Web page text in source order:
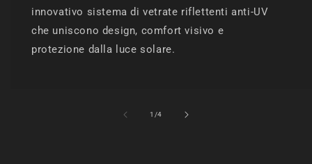
innovativo sistema di vetrate riflettenti anti-UV
che uniscono design, comfort visivo e
protezione dalla luce solare.
1 /su
4